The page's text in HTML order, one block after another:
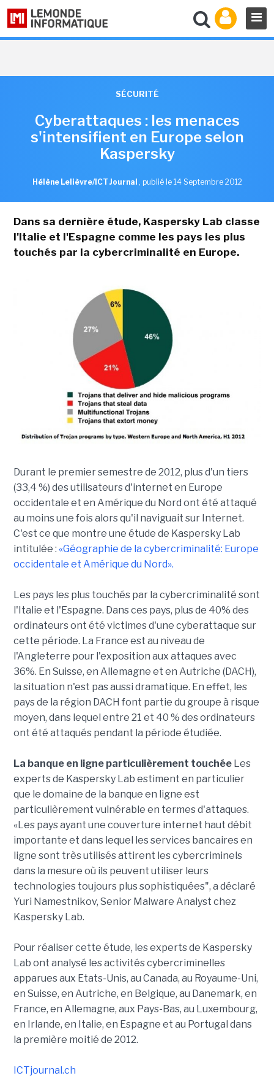
SÉCURITÉ
Cyberattaques : les menaces
s'intensifient en Europe selon
Kaspersky
Hélène Lelièvre/ICT Journal , publié le 14 Septembre 2012
Dans sa dernière étude, Kaspersky Lab classe
l'Italie et l'Espagne comme les pays les plus
touchés par la cybercriminalité en Europe.
Durant le premier semestre de 2012, plus d'un tiers
(33,4 %) des utilisateurs d'internet en Europe
occidentale et en Amérique du Nord ont été attaqué
au moins une fois alors qu'il naviguait sur Internet.
C'est ce que montre une étude de Kaspersky Lab
intitulée : «Géographie de la cybercriminalité: Europe
occidentale et Amérique du Nord».
Les pays les plus touchés par la cybercriminalité sont
l'Italie et l'Espagne. Dans ces pays, plus de 40% des
ordinateurs ont été victimes d'une cyberattaque sur
cette période. La France est au niveau de
l'Angleterre pour l'exposition aux attaques avec
36%. En Suisse, en Allemagne et en Autriche (DACH),
la situation n'est pas aussi dramatique. En effet, les
pays de la région DACH font partie du groupe à risque
moyen, dans lequel entre 21 et 40 % des ordinateurs
ont été attaqués pendant la période étudiée.
La banque en ligne particulièrement touchéeLes
experts de Kaspersky Lab estiment en particulier
que le domaine de la banque en ligne est
particulièrement vulnérable en termes d'attaques.
«Les pays ayant une couverture internet haut débit
importante et dans lequel les services bancaires en
ligne sont très utilisés attirent les cybercriminels
dans la mesure où ils peuvent utiliser leurs
technologies toujours plus sophistiquées", a déclaré
Yuri Namestnikov, Senior Malware Analyst chez
Kaspersky Lab.
Pour réaliser cette étude, les experts de Kaspersky
Lab ont analysé les activités cybercriminelles
apparues aux Etats-Unis, au Canada, au Royaume-Uni,
en Suisse, en Autriche, en Belgique, au Danemark, en
France, en Allemagne, aux Pays-Bas, au Luxembourg,
en Irlande, en Italie, en Espagne et au Portugal dans
la première moitié de 2012.
ICTjournal.ch